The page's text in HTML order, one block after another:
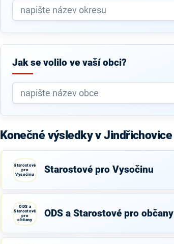
Jak se volilo ve vaší obci?
Konečné výsledky v Jindřichovice
Starostové
pro
Vysočinu
Starostové pro Vysočinu
ODS a
Starostové
pro
občany
ODS a Starostové pro občany